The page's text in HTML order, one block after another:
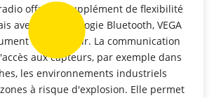
offre un supplément de flexibilité
avec la technologie Bluetooth, VEGA
vers l'avenir. La communication
aux capteurs, par exemple dans
les environnements industriels
à risque d'explosion. Elle permet